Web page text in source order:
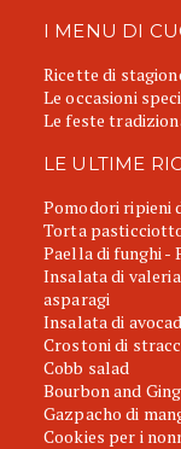
I MENU DI
Ricette di
Le occasioni
Le feste
LE ULTIME
Pomodori ripieni
Torta
Paella di funghi -
Insalata di
asparagi
Insalata di
Crostoni di
Cobb salad
Bourbon and
Gazpacho di
Cookies per i